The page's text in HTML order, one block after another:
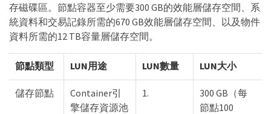
存磁碟區。節點容器至少需要300 GB的效能層儲存空間、系
統資料和交易記錄所需的670 GB效能層儲存空間、以及物件
資料所需的12 TB容量層儲存空間。
節點類型 LUN用途 LUN數量 LUN大小
儲存節點
Container引
擎儲存資源池
1.
300 GB（每
節點100